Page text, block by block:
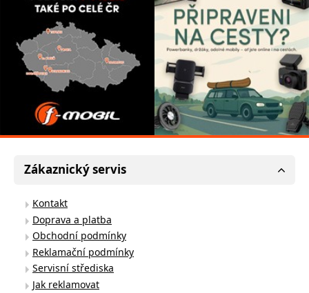
Zákaznický servis
Kontakt
Doprava a platba
Obchodní podmínky
Reklamační podmínky
Servisní střediska
Jak reklamovat